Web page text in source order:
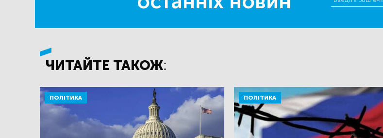
ЧИТАЙТЕ ТАКОЖ:
ПОЛІТИКА ПОЛІТИКА